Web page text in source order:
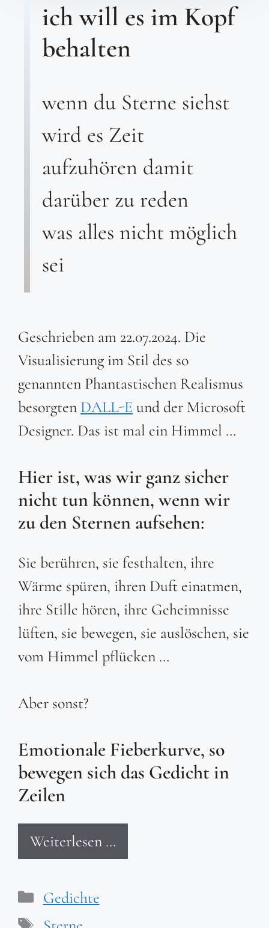
ich will es im Kopf
behalten
wenn du Sterne siehst
wird es Zeit
aufzuhören damit
darüber zu reden
was alles nicht möglich
sei
Geschrieben am 22.07.2024. Die
Visualisierung im Stil des so
genannten Phantastischen Realismus
besorgten DALL-E und der Microsoft
Designer. Das ist mal ein Himmel …
Hier ist, was wir ganz sicher
nicht tun können, wenn wir
zu den Sternen aufsehen:
Sie berühren, sie festhalten, ihre
Wärme spüren, ihren Duft einatmen,
ihre Stille hören, ihre Geheimnisse
lüften, sie bewegen, sie auslöschen, sie
vom Himmel pflücken …
Aber sonst?
Emotionale Fieberkurve, so
bewegen sich das Gedicht in
Zeilen
Weiterlesen …
Kategorien
Gedichte
Schlagwörter